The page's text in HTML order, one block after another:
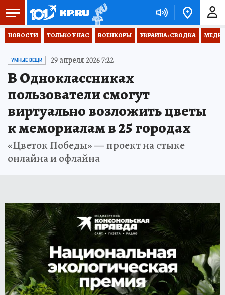
НОВОСТИ ТОЛЬКО У НАС ВОЕНКОРЫ УКРАИНА: СВОДКА
УМНЫЕ ВЕЩИ 29 апреля 2026 7:22
В Одноклассниках
пользователи смогут
виртуально возложить цветы
к мемориалам в 25 городах
«Цветок Победы» — проект на стыке
онлайна и офлайна